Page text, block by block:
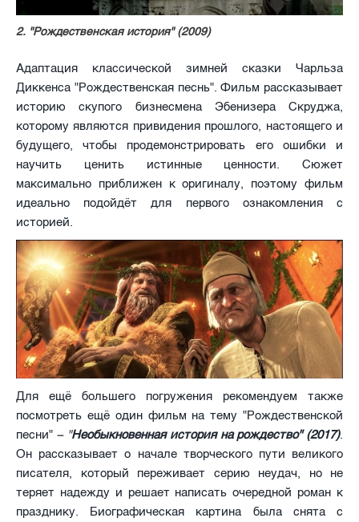
2. "Рождественская история" (2009)
Адаптация классической зимней сказки Чарльза
Диккенса "Рождественская песнь". Фильм рассказывает
историю скупого бизнесмена Эбенизера Скруджа,
которому являются привидения прошлого, настоящего и
будущего, чтобы продемонстрировать его ошибки и
научить ценить истинные ценности. Сюжет
максимально приближен к оригиналу, поэтому фильм
идеально подойдёт для первого ознакомления с
историей.
Для ещё большего погружения рекомендуем также
посмотреть ещё один фильм на тему "Рождественской
песни" − "Необыкновенная история на рождество" (2017).
Он рассказывает о начале творческого пути великого
писателя, который переживает серию неудач, но не
теряет надежду и решает написать очередной роман к
празднику. Биографическая картина была снята с